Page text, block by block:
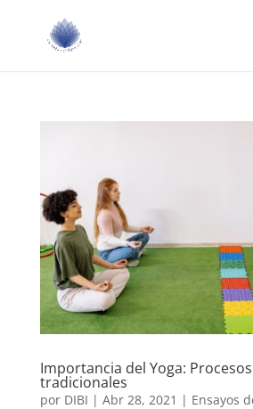
Importancia del Yoga:
tradicionales
por DIBI | Abr 28, 2021 | Ensayos